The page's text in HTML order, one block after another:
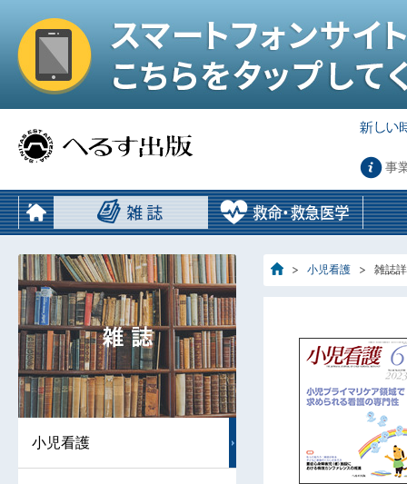
事
小児看護 雑誌
小児看護